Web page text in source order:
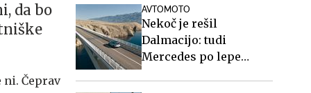
da bo
ni. Čeprav
AVTOMOTO
Nekoč je rešil
Dalmacijo: tudi
Mercedes po lepe